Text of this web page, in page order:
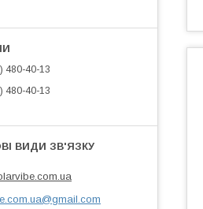
480-40-13
480-40-13